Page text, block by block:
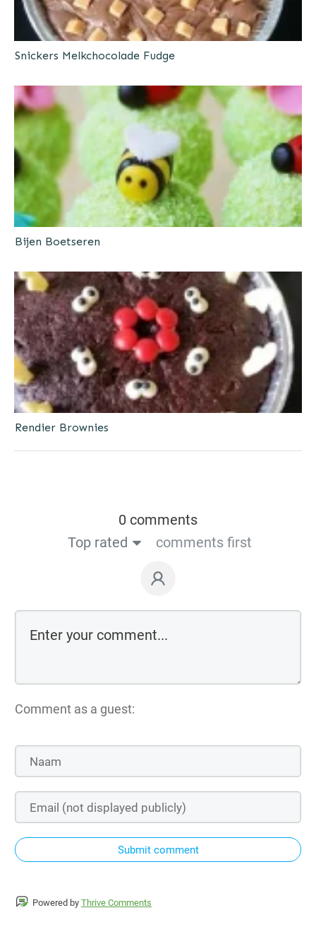
Snickers Melkchocolade Fudge
Bijen Boetseren
Rendier Brownies
0 comments
Top rated
comments first
Comment as a guest:
Submit comment
Powered by Thrive Comments